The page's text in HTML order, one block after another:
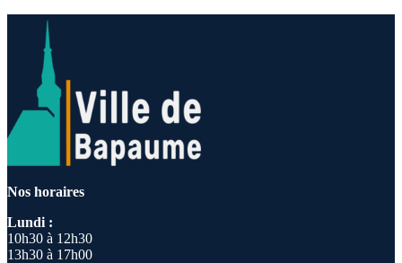
Nos horaires
Lundi :
10h30 à 12h30
13h30 à 17h00